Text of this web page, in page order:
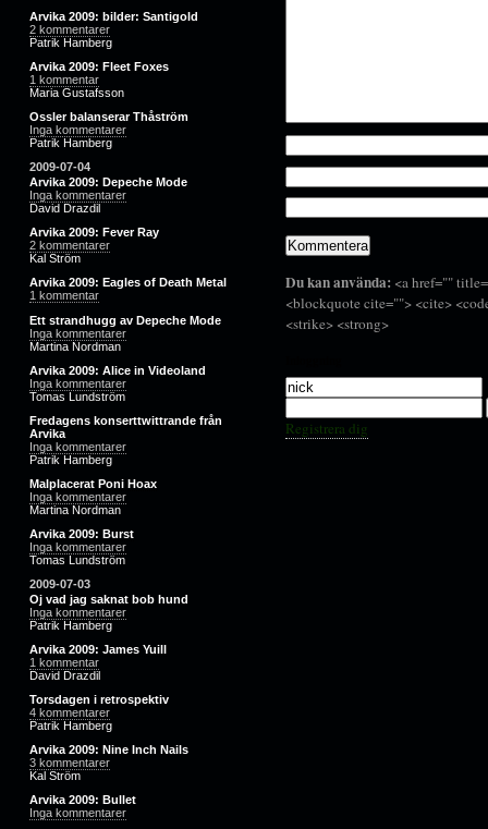
Arvika 2009: bilder: Santigold
2 kommentarer
Patrik Hamberg
Arvika 2009: Fleet Foxes
1 kommentar
Maria Gustafsson
Ossler balanserar Thåström
Inga kommentarer
Patrik Hamberg
2009-07-04
Arvika 2009: Depeche Mode
Inga kommentarer
David Drazdil
Arvika 2009: Fever Ray
2 kommentarer
Kal Ström
Arvika 2009: Eagles of Death Metal
1 kommentar
Ett strandhugg av Depeche Mode
Inga kommentarer
Martina Nordman
Arvika 2009: Alice in Videoland
Inga kommentarer
Tomas Lundström
Fredagens konserttwittrande från
Arvika
Inga kommentarer
Patrik Hamberg
Malplacerat Poni Hoax
Inga kommentarer
Martina Nordman
Arvika 2009: Burst
Inga kommentarer
Tomas Lundström
2009-07-03
Oj vad jag saknat bob hund
Inga kommentarer
Patrik Hamberg
Arvika 2009: James Yuill
1 kommentar
David Drazdil
Torsdagen i retrospektiv
4 kommentarer
Patrik Hamberg
Arvika 2009: Nine Inch Nails
3 kommentarer
Kal Ström
Arvika 2009: Bullet
Inga kommentarer
Du kan använda: <a href=""
<blockquote cite=""> <cite>
<strike> <strong>
Registrera dig